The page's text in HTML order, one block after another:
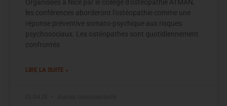
Organisées à Nice par le collège d’ostéopathie ATMAN,
les conférences aborderont l’ostéopathie comme une
réponse préventive somato-psychique aux risques
psychosociaux. Les ostéopathes sont quotidiennement
confrontés
LIRE LA SUITE »